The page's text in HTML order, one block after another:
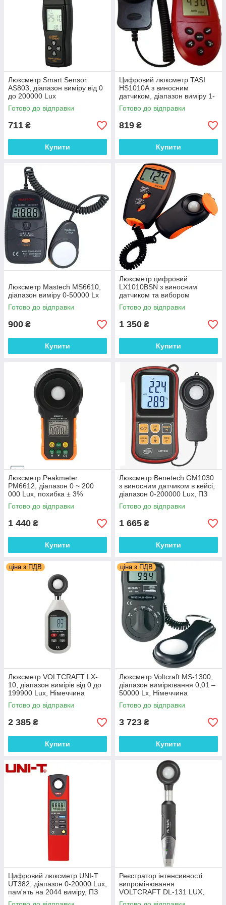
Люксметр Smart Sensor
AS803, діапазон виміру від 0
до 200000 Lux
Готово до відправки
711 ₴
Купити
Цифровий люксметр TASI
HS1010А з виносним
датчиком, діапазон виміру 1-
200000 Lux
Готово до відправки
819 ₴
Купити
Люксметр Mastech MS6610,
діапазон виміру 0-50000 Lx
Готово до відправки
900 ₴
Купити
Люксметр цифровий
LX1010BSN з виносним
датчиком та вибором
діапазону вимірювань,
діапазон 1-100000 Lx
Готово до відправки
1 350 ₴
Купити
Люксметр Peakmeter
PM6612, діапазон 0 ~ 200
000 Lux, похибка ± 3%
Готово до відправки
1 440 ₴
Купити
Люксметр Benetech GM1030
з виносним датчиком в кейсі,
діапазон 0-200000 Lux, ПЗ
Готово до відправки
1 665 ₴
Купити
ціна з ПДВ
Люксметр VOLTCRAFT LX-
10, діапазон вимірів від 0 до
199900 Lux, Німеччина
Готово до відправки
2 385 ₴
Купити
ціна з ПДВ
Люксметр Voltcraft MS-1300,
діапазон вимірювання 0,01 –
50000 Lx, Німеччина
Готово до відправки
3 723 ₴
Купити
Цифровий люксметр UNI-T
UT382, діапазон 0-20000 Lux,
пам'ять на 2044 виміру, ПЗ
Реєстратор інтенсивності
випромінювання
VOLTCRAFT DL-131 LUX,
Ptot 0 - 1999 W/m², пам'ять